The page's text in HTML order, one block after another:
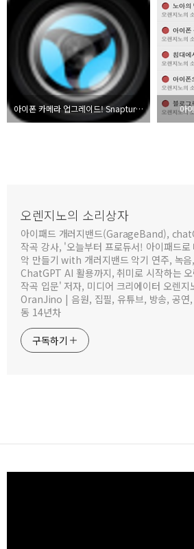
아이폰 카메라 업그레이드! Snapture 파격 할인중 아
오렌지노의 소리상자
아이패드 개러지밴드(GarageBand),
작곡 강사, '오늘부터 프로듀서! 아이패드로
악 만들기 with 개러지밴드 악기 연주, 녹
ChatGPT AI 활용까지, 취미로 시작하는 오
작곡 입문' 저자, 미디어 크리에이터 오렌지
OranJino | 음원, 집필, 유튜브, 방송, 공연
동 14년차
구독하기